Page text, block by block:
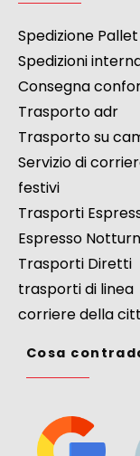
Spedizione
Spedizioni
Consegna
Trasporto adr
Trasporto su
Servizio di
festivi
Trasporti
Espresso
Trasporti Diretti
trasporti di linea
corriere della
Cosa